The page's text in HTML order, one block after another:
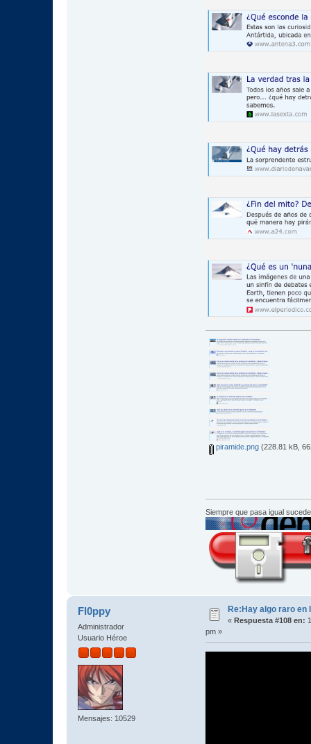
piramide.png(228.81 kB,
Siempre que pasa igual
Fl0ppy
Administrador
Usuario Héroe
Mensajes: 10529
Re:Hay algo raro en
« Respuesta #108 en:
pm »